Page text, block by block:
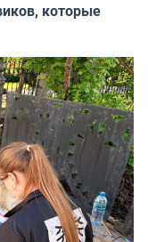
которые